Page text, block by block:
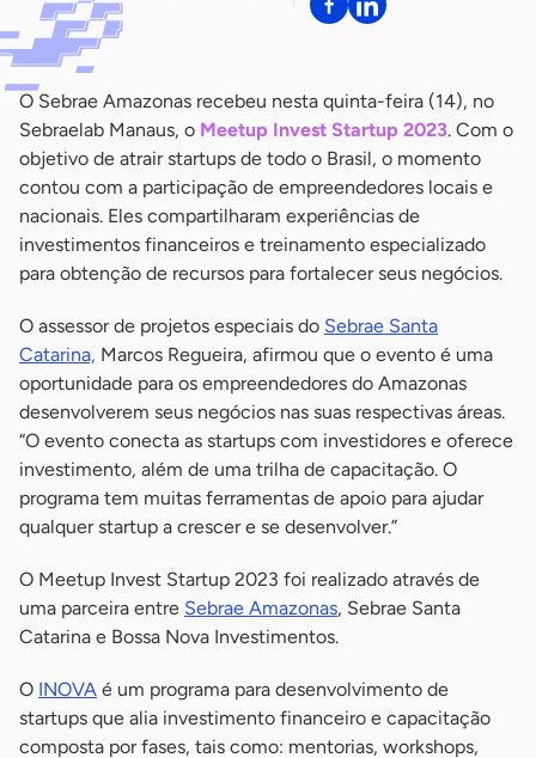
O Sebrae Amazonas recebeu nesta quinta-feira (14), no
Sebraelab Manaus, o Meetup Invest Startup 2023. Com o
objetivo de atrair startups de todo o Brasil, o momento
contou com a participação de empreendedores locais e
nacionais. Eles compartilharam experiências de
investimentos financeiros e treinamento especializado
para obtenção de recursos para fortalecer seus negócios.
O assessor de projetos especiais do Sebrae Santa
Catarina, Marcos Regueira, afirmou que o evento é uma
oportunidade para os empreendedores do Amazonas
desenvolverem seus negócios nas suas respectivas áreas.
“O evento conecta as startups com investidores e oferece
investimento, além de uma trilha de capacitação. O
programa tem muitas ferramentas de apoio para ajudar
qualquer startup a crescer e se desenvolver.”
O Meetup Invest Startup 2023 foi realizado através de
uma parceira entre Sebrae Amazonas, Sebrae Santa
Catarina e Bossa Nova Investimentos.
O INOVA é um programa para desenvolvimento de
startups que alia investimento financeiro e capacitação
composta por fases, tais como: mentorias, workshops,